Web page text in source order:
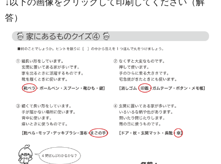
答）